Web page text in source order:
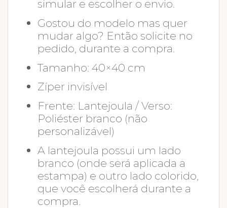
simular e escolher o envio.
Gostou do modelo mas quer
mudar algo? Então solicite no
pedido, durante a compra.
Tamanho: 40×40 cm
Zíper invisível
Frente: Lantejoula / Verso:
Poliéster branco (não
personalizável)
A lantejoula possui um lado
branco (onde será aplicada a
estampa) e outro lado colorido,
que você escolherá durante a
compra.